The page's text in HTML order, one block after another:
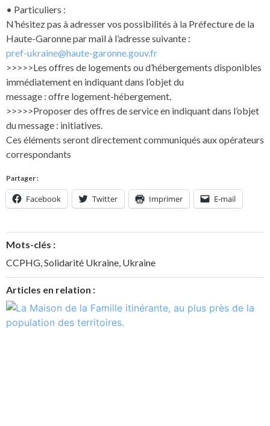
• Particuliers :
N’hésitez pas à adresser vos possibilités à la Préfecture de la
Haute-Garonne par mail à l’adresse suivante :
pref-ukraine@haute-garonne.gouv.fr
>>>>>Les offres de logements ou d’hébergements disponibles
immédiatement en indiquant dans l’objet du
message : offre logement-hébergement.
>>>>>Proposer des offres de service en indiquant dans l’objet
du message : initiatives.
Ces éléments seront directement communiqués aux opérateurs
correspondants
Partager :
Facebook Twitter Imprimer E-mail
Mots-clés :
CCPHG,Solidarité Ukraine, Ukraine
Articles en relation :